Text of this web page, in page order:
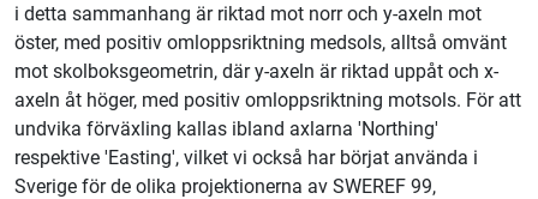
i detta sammanhang är riktad mot norr och y-axeln mot
öster, med positiv omloppsriktning medsols, alltså omvänt
mot skolboksgeometrin, där y-axeln är riktad uppåt och x-
axeln åt höger, med positiv omloppsriktning motsols. För att
undvika förväxling kallas ibland axlarna 'Northing'
respektive 'Easting', vilket vi också har börjat använda i
Sverige för de olika projektionerna av SWEREF 99,